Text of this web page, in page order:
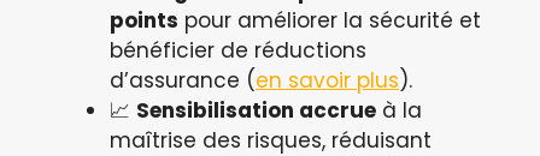
points pour améliorer la sécurité et
bénéficier de réductions
d’assurance (en savoir plus).
📈 Sensibilisation accrue à la
maîtrise des risques, réduisant